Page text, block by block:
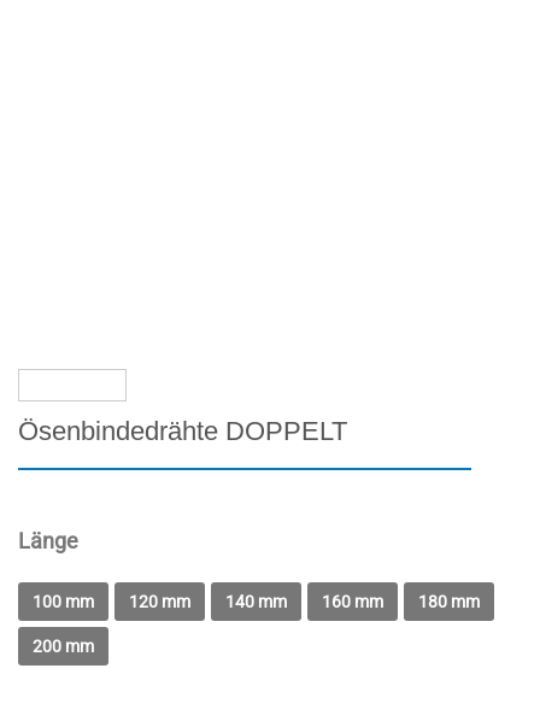
Ösenbindedrähte DOPPELT
Länge
100 mm 120 mm 140 mm 160 mm 180 mm
200 mm